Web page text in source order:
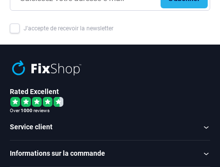
J'accepte de recevoir la newsletter
Rated Excellent
Over1000reviews
Service client
Informations sur la commande